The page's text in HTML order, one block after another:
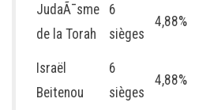
JudaÃ¯sme
de la Torah
6
sièges
4,88%
Israël
Beitenou
6
sièges
4,88%